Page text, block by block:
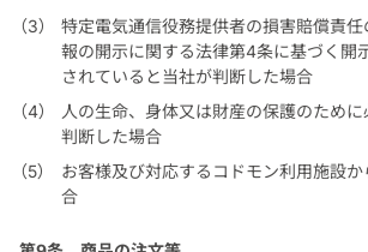
特定電気通信役務提供者の損害賠償責
報の開示に関する法律第4条に基づく開
されていると当社が判断した場合
人の生命、身体又は財産の保護のため
判断した場合
お客様及び対応するコドモン利用施設
合